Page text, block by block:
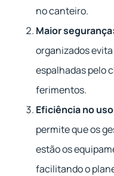
no canteiro.
Maior segurança:
organizados
espalhadas pelo
ferimentos.
Eficiência no
permite que os
estão os
facilitando o